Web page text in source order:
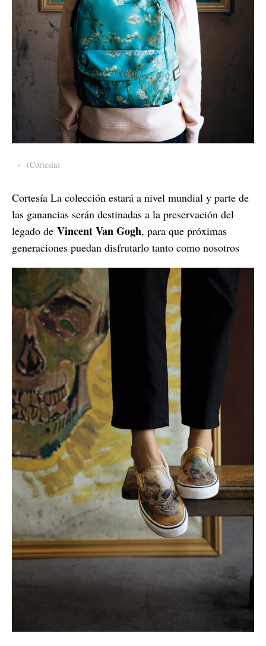
- (Cortesía)
Cortesía La colección estará a nivel mundial y parte de
las ganancias serán destinadas a la preservación del
legado de Vincent Van Gogh, para que próximas
generaciones puedan disfrutarlo tanto como nosotros